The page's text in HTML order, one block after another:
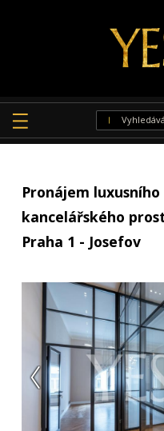
Pronájem
kancelářského
Praha 1 - Josefov